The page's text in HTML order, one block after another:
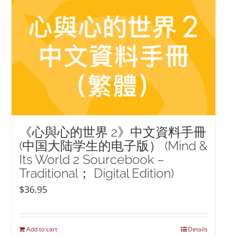
《心與心的世界 2》中文資料手冊
(中国大陆学生的电子版） (Mind &
Its World 2 Sourcebook –
Traditional； Digital Edition)
$36.95
Add to cart Details